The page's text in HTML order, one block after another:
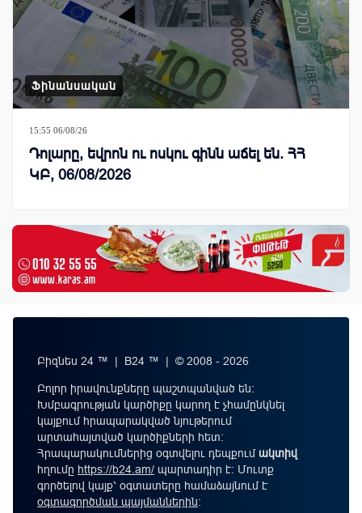
Ֆինանսական
15:55 06/08/26
Դոլարը, եվրոն ու ոսկու գինն աճել են. ՀՀ
ԿԲ, 06/08/2026
Բիզնես 24 ™ | B24 ™ | © 2008 - 2026
Բոլոր իրավունքները պաշտպանված են:
Խմբագրության կարծիքը կարող է չհամընկնել
կայքում հրապարակված նյութերում
արտահայտված կարծիքների հետ:
Հրապարակումներից օգտվելու դեպքումակտիվ
հղումը https://b24.am/ պարտադիր է: Մուտք
գործելով կայք՝ օգտատերը համաձայնում է
օգտագործման պայմաններին։